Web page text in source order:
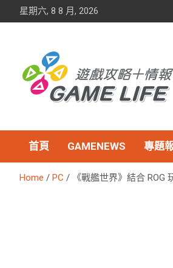
星期六, 8 8 月, 2026
首頁 GAMENEWS 專題
Home PC 《戰艦世界》結合